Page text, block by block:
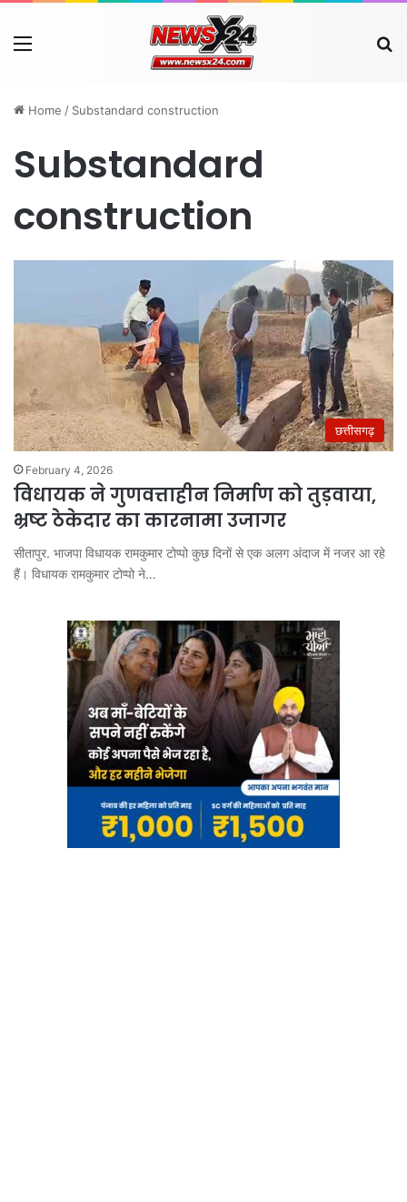
Menu
Home / Substandard construction
Substandard
construction
छत्तीसगढ़
February 4, 2026
विधायक ने गुणवत्ताहीन निर्माण को तुड़वाया,
भ्रष्ट ठेकेदार का कारनामा उजागर
सीतापुर. भाजपा विधायक रामकुमार टोप्पो कुछ दिनों से एक अलग अंदाज में नजर आ रहे
हैं। विधायक रामकुमार टोप्पो ने…